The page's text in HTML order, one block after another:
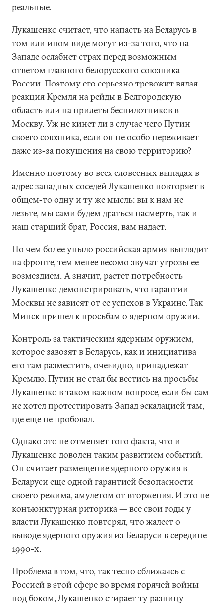
реальные.
Лукашенко считает, что напасть на Беларусь в
том или ином виде могут из-за того, что на
Западе ослабнет страх перед возможным
ответом главного белорусского союзника —
России. Поэтому его серьезно тревожит вялая
реакция Кремля на рейды в Белгородскую
область или на прилеты беспилотников в
Москву. Уж не кинет ли в случае чего Путин
своего союзника, если он не особо переживает
даже из-за покушения на свою территорию?
Именно поэтому во всех словесных выпадах в
адрес западных соседей Лукашенко повторяет в
общем-то одну и ту же мысль: вы к нам не
лезьте, мы сами будем драться насмерть, так и
наш старший брат, Россия, вам надает.
Но чем более уныло российская армия выглядит
на фронте, тем менее весомо звучат угрозы ее
возмездием. А значит, растет потребность
Лукашенко демонстрировать, что гарантии
Москвы не зависят от ее успехов в Украине. Так
Минск пришел кпросьбам о ядерном оружии.
Контроль за тактическим ядерным оружием,
которое завозят в Беларусь, как и инициатива
его там разместить, очевидно, принадлежат
Кремлю. Путин не стал бы вестись на просьбы
Лукашенко в таком важном вопросе, если бы сам
не хотел протестировать Запад эскалацией там,
где еще не пробовал.
Однако это не отменяет того факта, что и
Лукашенко доволен таким развитием событий.
Он считает размещение ядерного оружия в
Беларуси еще одной гарантией безопасности
своего режима, амулетом от вторжения. И это не
конъюнктурная риторика — все свои годы у
власти Лукашенко повторял, что жалеет о
выводе ядерного оружия из Беларуси в середине
1990-х.
Проблема в том, что, так тесно сближаясь с
Россией в этой сфере во время горячей войны
под боком, Лукашенко стирает ту разницу